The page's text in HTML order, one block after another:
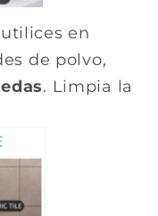
en
de polvo,
. Limpia la